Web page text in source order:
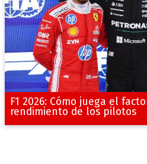
F1 2026: Cómo juega el
rendimiento de los pilotos